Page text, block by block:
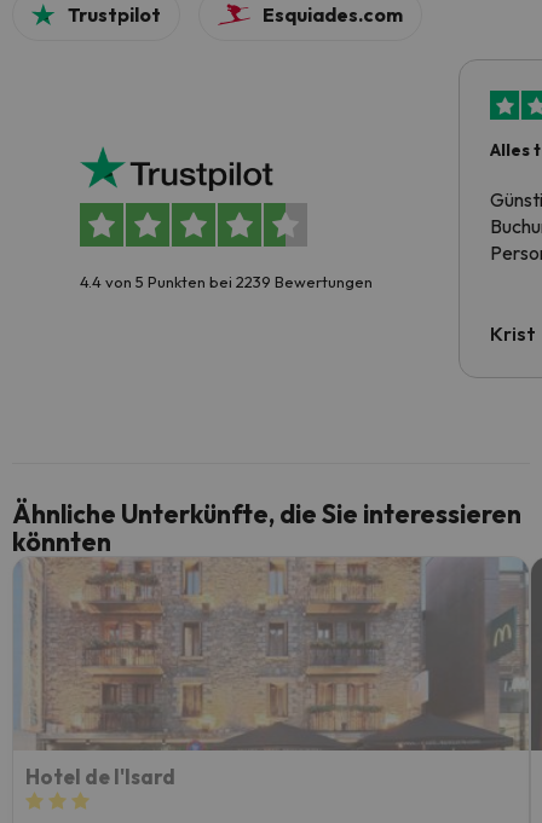
Trustpilot Esquiades.com
4.4 von 5 Punkten bei 2239 Bewertungen
Alles
Krist
Ähnliche Unterkünfte, die Sie interessieren
könnten
Hotel de l'Isard